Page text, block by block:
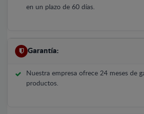
en un plazo de 60 días.
Garantía:
Nuestra empresa ofrece 24 meses de
productos.